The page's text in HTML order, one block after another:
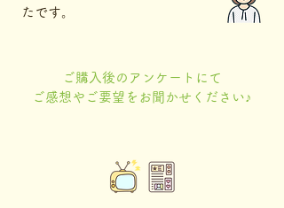
たです。
ご購入後のアンケートにて
​ご感想やご要望をお聞かせください♪